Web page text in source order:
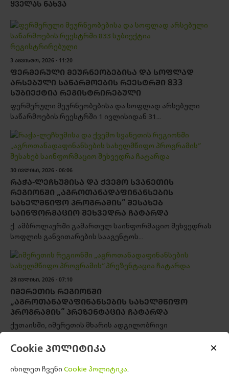
Cookie პოლიტიკა
იხილეთ ჩვენი Cookie პოლიტიკა.
ᲧᲕᲔᲚᲐᲡ ᲜᲐᲮᲕᲐ
3 ᲐᲒᲕᲘᲡᲢᲝ, 2026 - 11:20
ᲤᲔᲠᲛᲔᲠᲣᲚᲘ ᲛᲔᲣᲠᲜᲔᲝᲑᲔᲑᲘᲡᲐ ᲓᲐ ᲡᲝᲤᲚᲐᲓ
ᲐᲠᲡᲔᲑᲣᲚᲘ ᲡᲐᲬᲐᲠᲛᲝᲔᲑᲘᲡ ᲠᲔᲔᲡᲢᲠᲨᲘ 833
ᲡᲣᲑᲘᲔᲥᲢᲘᲐ ᲠᲔᲒᲘᲡᲢᲠᲘᲠᲔᲑᲣᲚᲘ
ფერმერული მეურნეობებისა და სოფლად არსებული
საწარმოების რეესტრში 1 ივლისიდან 31...
30 ᲘᲕᲚᲘᲡᲘ, 2026 - 06:06
ᲠᲐᲭᲐ-ᲚᲔᲩᲮᲣᲛᲘᲡᲐ ᲓᲐ ᲥᲕᲔᲛᲝ ᲡᲕᲐᲜᲔᲗᲘᲡ
ᲠᲔᲒᲘᲝᲜᲨᲘ „ᲐᲒᲠᲝᲗᲐᲜᲐᲓᲐᲤᲘᲜᲐᲜᲡᲔᲑᲘᲡ
ᲡᲐᲮᲔᲚᲛᲬᲘᲤᲝ ᲞᲠᲝᲒᲠᲐᲛᲘᲡ“ ᲨᲔᲡᲐᲮᲔᲑ
ᲡᲐᲘᲜᲤᲝᲠᲛᲐᲪᲘᲝ ᲨᲔᲮᲕᲔᲓᲠᲐ ᲩᲐᲢᲐᲠᲓᲐ
ქ. ამბროლაურში გამართულ საინფორმაციო შეხვედრას
სოფლის განვითარების სააგენტოს...
28 ᲘᲕᲚᲘᲡᲘ, 2026 - 07:10
ᲘᲛᲔᲠᲔᲗᲘᲡ ᲠᲔᲒᲘᲝᲜᲨᲘ
„ᲐᲒᲠᲝᲗᲐᲜᲐᲓᲐᲤᲘᲜᲐᲜᲡᲔᲑᲘᲡ ᲡᲐᲮᲔᲚᲛᲬᲘᲤᲝ
ᲞᲠᲝᲒᲠᲐᲛᲘᲡ“ ᲞᲠᲔᲖᲔᲜᲢᲐᲪᲘᲐ ᲩᲐᲢᲐᲠᲓᲐ
ქუთაისში, იმერეთის მხარის ადგილობრივი